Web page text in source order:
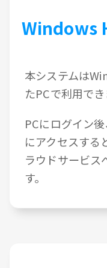
Windows
本システムは
たPCで利用でき
PCにログイン
にアクセスする
ラウドサービス
す。